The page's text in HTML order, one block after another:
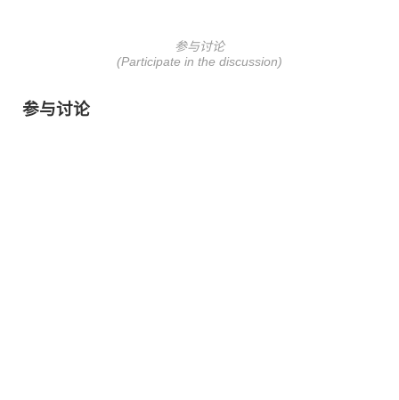
参与讨论
(Participate in the discussion)
参与讨论